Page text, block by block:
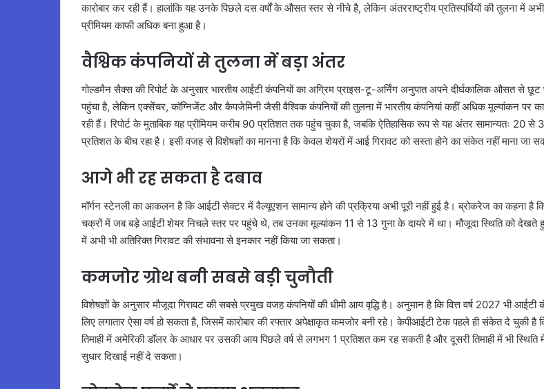
कारोबार कर रही हैं। हालांकि यह उनके पिछले दस वर्षों के औसत स्तर से नीचे है, लेकिन अंतरराष्ट्रीय प्रतिस्पर्धियों की तुलना में
प्रीमियम काफी अधिक बना हुआ है।
वैश्विक कंपनियों से तुलना में बड़ा अंतर
गोल्डमैन सैक्स की रिपोर्ट के अनुसार भारतीय आईटी कंपनियों का अग्रिम प्राइस-टू-अर्निंग अनुपात अपने दीर्घकालिक औसत से
पहुंचा है, लेकिन एक्सेंचर, कॉग्निजेंट और कैपजेमिनी जैसी वैश्विक कंपनियों की तुलना में भारतीय कंपनियां कहीं अधिक मूल्यांकन पर
रही हैं। रिपोर्ट के मुताबिक यह प्रीमियम करीब 90 प्रतिशत तक पहुंच चुका है, जबकि ऐतिहासिक रूप से यह अंतर सामान्यतः 20 से
प्रतिशत के बीच रहा है। इसी वजह से विशेषज्ञों का मानना है कि केवल शेयरों में आई गिरावट को सस्ता होने का संकेत नहीं माना जा
आगे भी रह सकता है दबाव
मॉर्गन स्टेनली का आकलन है कि आईटी सेक्टर में वैल्यूएशन सामान्य होने की प्रक्रिया अभी पूरी नहीं हुई है। ब्रोकरेज का कहना है
चक्रों में जब बड़े आईटी शेयर निचले स्तर पर पहुंचे थे, तब उनका मूल्यांकन 11 से 13 गुना के दायरे में था। मौजूदा स्थिति को देखते
में अभी भी अतिरिक्त गिरावट की संभावना से इनकार नहीं किया जा सकता।
कमजोर ग्रोथ बनी सबसे बड़ी चुनौती
विशेषज्ञों के अनुसार मौजूदा गिरावट की सबसे प्रमुख वजह कंपनियों की धीमी आय वृद्धि है। अनुमान है कि वित्त वर्ष 2027 भी आईटी
लिए लगातार ऐसा वर्ष हो सकता है, जिसमें कारोबार की रफ्तार अपेक्षाकृत कमजोर बनी रहे। केपीआईटी टेक पहले ही संकेत दे चुकी है
तिमाही में अमेरिकी डॉलर के आधार पर उसकी आय पिछले वर्ष से लगभग 1 प्रतिशत कम रह सकती है और दूसरी तिमाही में भी स्थिति
सुधार दिखाई नहीं दे सकता।